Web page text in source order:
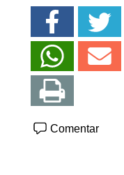
Comentar